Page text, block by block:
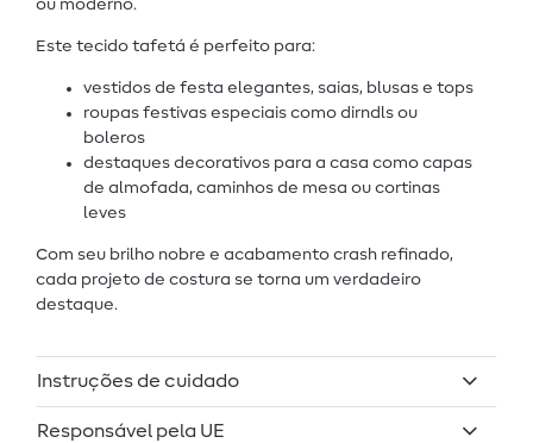
ou moderno.
Este tecido tafetá é perfeito para:
vestidos de festa elegantes, saias, blusas e tops
roupas festivas especiais como dirndls ou
boleros
destaques decorativos para a casa como capas
de almofada, caminhos de mesa ou cortinas
leves
Com seu brilho nobre e acabamento crash refinado,
cada projeto de costura se torna um verdadeiro
destaque.
Instruções de cuidado
Responsável pela UE